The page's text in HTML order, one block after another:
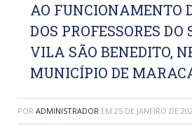
AO FUNCIONAMENTO
DOS PROFESSORES DO
VILA SÃO BENEDITO,
MUNICÍPIO DE
POR ADMINISTRADOR EM 25 DE JANEIRO DE